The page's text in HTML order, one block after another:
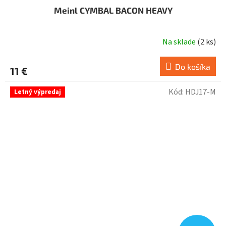
Meinl CYMBAL BACON HEAVY
Na sklade (2 ks)
11 € Do košíka
Letný výpredaj Kód: HDJ17-M